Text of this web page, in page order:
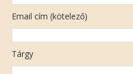
Email cím (kötelező)
Tárgy